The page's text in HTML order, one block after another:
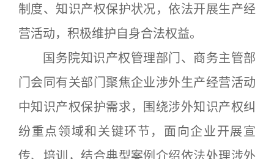
制度、知识产权保护状况，依法开展生产经
营活动，积极维护自身合法权益。
国务院知识产权管理部门、商务主管部
门会同有关部门聚焦企业涉外生产经营活动
中知识产权保护需求，围绕涉外知识产权纠
纷重点领域和关键环节，面向企业开展宣
传、培训，结合典型案例介绍依法处理涉外